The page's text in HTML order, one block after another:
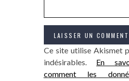
Ce site utilise Akismet
indésirables. En
comment les